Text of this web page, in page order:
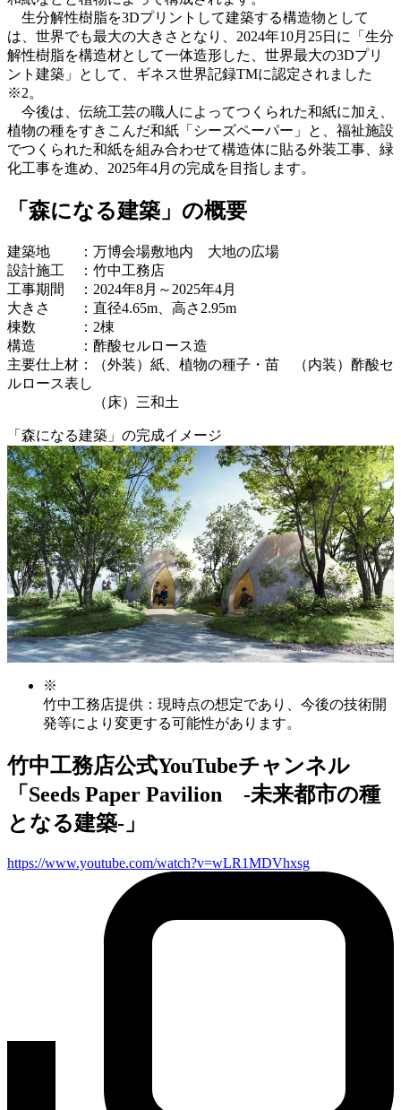
生分解性樹脂を3Dプリントして建築する構造物として
は、世界でも最大の大きさとなり、2024年10月25日に「生分
解性樹脂を構造材として一体造形した、世界最大の3Dプリ
ント建築」として、ギネス世界記録TMに認定されました
※2。
今後は、伝統工芸の職人によってつくられた和紙に加え、
植物の種をすきこんだ和紙「シーズペーパー」と、福祉施設
でつくられた和紙を組み合わせて構造体に貼る外装工事、緑
化工事を進め、2025年4月の完成を目指します。
「森になる建築」の概要
建築地 ：万博会場敷地内 大地の広場
設計施工 ：竹中工務店
工事期間 ：2024年8月～2025年4月
大きさ ：直径4.65m、高さ2.95m
棟数 ：2棟
構造 ：酢酸セルロース造
主要仕上材：（外装）紙、植物の種子・苗 （内装）酢酸セ
ルロース表し
（床）三和土
「森になる建築」の完成イメージ
※
竹中工務店提供：現時点の想定であり、今後の技術開
発等により変更する可能性があります。
竹中工務店公式YouTubeチャンネル
「Seeds Paper Pavilion -未来都市の種
となる建築-」
https://www.youtube.com/watch?v=wLR1MDVhxsg